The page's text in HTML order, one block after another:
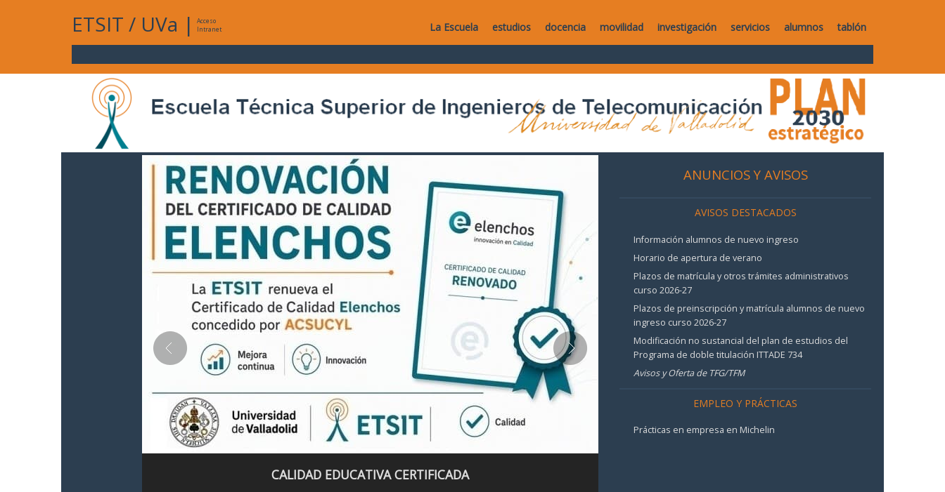
ETSIT / UVa |
Acceso
Intranet
La Escuela estudios docencia movilidad investigación servicios alumnos tablón
CALIDAD EDUCATIVA CERTIFICADA
ANUNCIOS Y AVISOS
AVISOS DESTACADOS
Información alumnos de nuevo ingreso
Horario de apertura de verano
Plazos de matrícula y otros trámites administrativos
curso 2026-27
Plazos de preinscripción y matrícula alumnos de nuevo
ingreso curso 2026-27
Modificación no sustancial del plan de estudios del
Programa de doble titulación ITTADE 734
Avisos y Oferta de TFG/TFM
EMPLEO Y PRÁCTICAS
Prácticas en empresa en Michelin